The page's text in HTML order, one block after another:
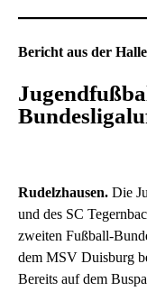
Bericht aus der
Rudelzhausen. Die
und des SC
zweiten Fußball-
dem MSV Duisburg
Bereits auf dem